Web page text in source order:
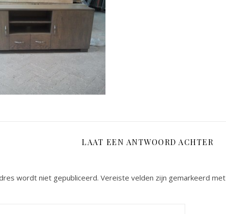
LAAT EEN ANTWOORD ACHTER
wordt niet gepubliceerd. Vereiste velden zijn gemarkeerd met